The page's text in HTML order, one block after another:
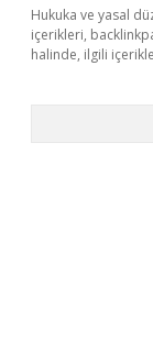
Hukuka ve yasal
içerikleri,
halinde, ilgili